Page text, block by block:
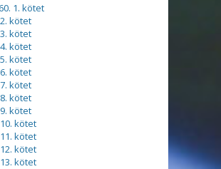
1. kötet
kötet
kötet
kötet
kötet
kötet
kötet
kötet
kötet
kötet
kötet
kötet
kötet